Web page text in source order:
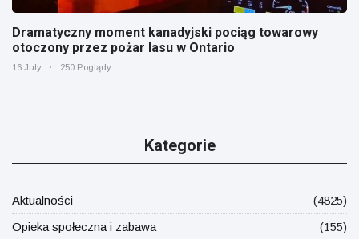
Dramatyczny moment kanadyjski pociąg towarowy
otoczony przez pożar lasu w Ontario
16 July 250 Poglądy
Kategorie
Aktualności
(4825)
Opieka społeczna i zabawa
(155)